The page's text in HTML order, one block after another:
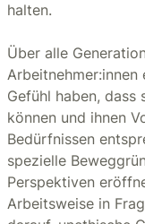
halten.
Über alle
Arbeitnehmer:innen
Gefühl haben, dass
können und ihnen
Bedürfnissen
spezielle
Perspektiven
Arbeitsweise in